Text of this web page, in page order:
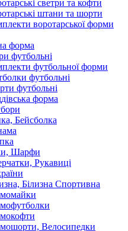
светри та кофти
штани та шорти
воротарської форми
форма
футбольні
футбольної форми
футбольні
футбольні
форма
Бейсболка
Шарфи
Рукавиці
Білизна Спортивна
Велосипедки